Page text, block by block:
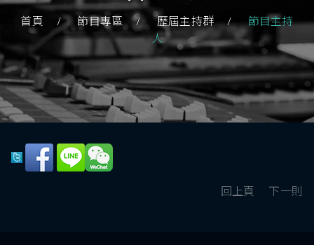
首頁 節目專區 歷屆主持群
節目主持
人
回上頁 下一則